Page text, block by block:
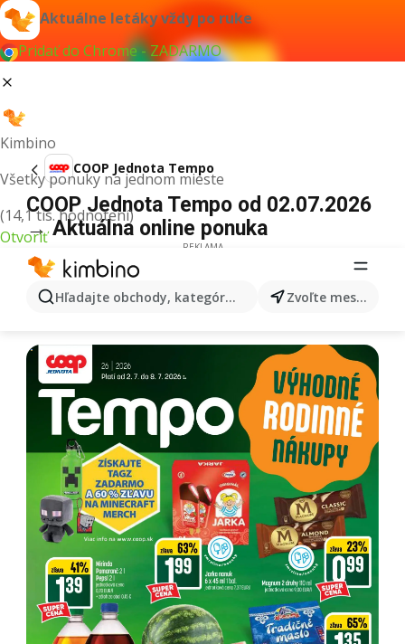
Aktuálne letáky vždy po ruke
Pridať do Chrome - ZADARMO
Kimbino
Všetky ponuky na jednom mieste
(14,1 tis. hodnotení)
Otvoriť
Hľadajte obchody, kategórie, produkty... Zvoľte mesto
COOP Jednota Tempo
COOP Jednota Tempo od 02.07.2026
→ Aktuálna online ponuka
REKLAMA